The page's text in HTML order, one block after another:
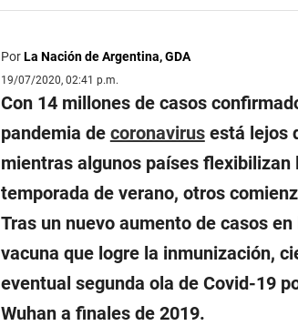
PorLa Nación de Argentina, GDA
19/07/2020, 02:41 p.m.
Con 14 millones de casos
pandemia de coronavirusestá lejos
mientras algunos países
temporada de verano, otros
Tras un nuevo aumento de casos
vacuna que logre la inmunización,
eventual segunda ola de Covid-19
Wuhan a finales de 2019.